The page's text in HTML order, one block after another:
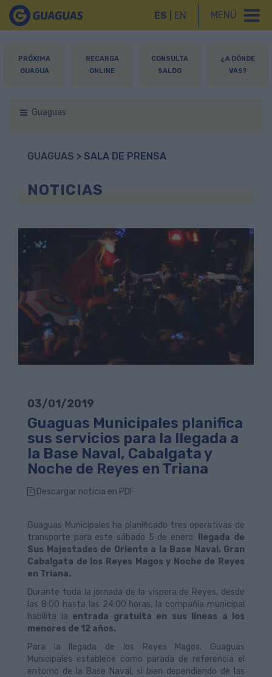
MENÚ
ES EN
PRÓXIMA
GUAGUA
RECARGA
ONLINE
CONSULTA
SALDO
¿A DÓNDE
VAS?
Guaguas
GUAGUAS > SALA DE PRENSA
NOTICIAS
03/01/2019
Guaguas Municipales planifica
sus servicios para la llegada a
la Base Naval, Cabalgata y
Noche de Reyes en Triana
Descargar noticia en PDF
Guaguas Municipales ha planificado tres operativas de
transporte para este sábado 5 de enero: llegada de
Sus Majestades de Oriente a la Base Naval, Gran
Cabalgata de los Reyes Magos y Noche de Reyes
en Triana.
Durante toda la jornada de la víspera de Reyes, desde
las 8:00 hasta las 24:00 horas, la compañía municipal
habilita la entrada gratuita en sus líneas a los
menores de 12 años.
Para la llegada de los Reyes Magos, Guaguas
Municipales establece como parada de referencia el
entorno de la Base Naval, si bien dependiendo de las